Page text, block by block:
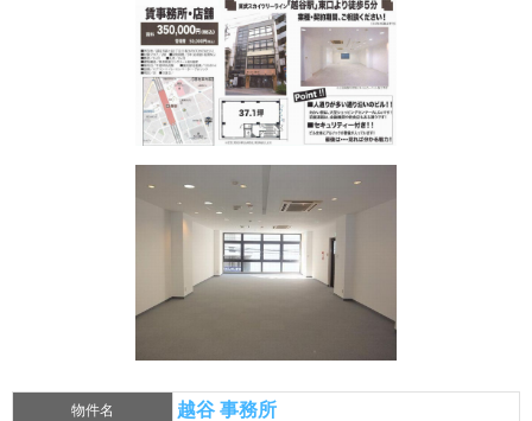
物件名 越谷 事務所